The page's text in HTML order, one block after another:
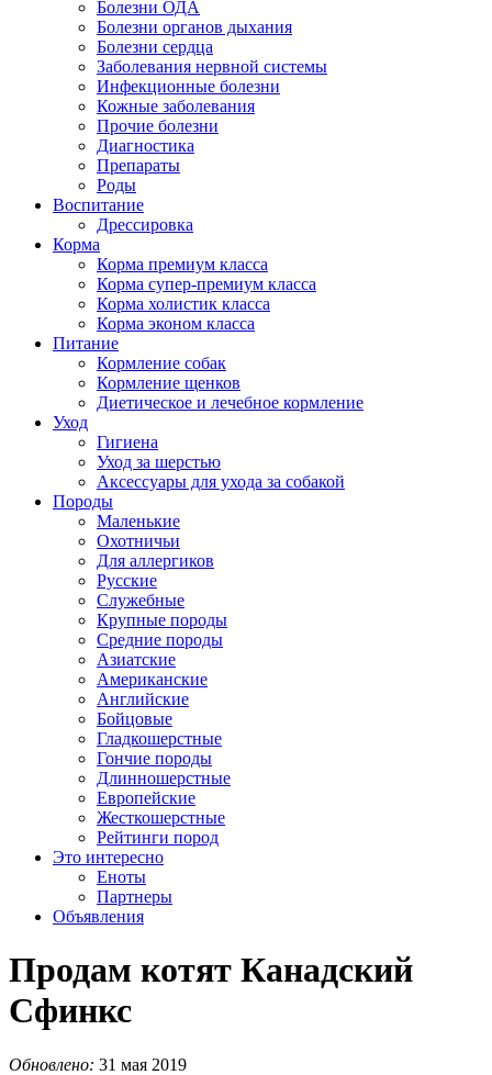
Болезни ОДА
Болезни органов дыхания
Болезни сердца
Заболевания нервной системы
Инфекционные болезни
Кожные заболевания
Прочие болезни
Диагностика
Препараты
Роды
Воспитание
Дрессировка
Корма
Корма премиум класса
Корма супер-премиум класса
Корма холистик класса
Корма эконом класса
Питание
Кормление собак
Кормление щенков
Диетическое и лечебное кормление
Уход
Гигиена
Уход за шерстью
Аксессуары для ухода за собакой
Породы
Маленькие
Охотничьи
Для аллергиков
Русские
Служебные
Крупные породы
Средние породы
Азиатские
Американские
Английские
Бойцовые
Гладкошерстные
Гончие породы
Длинношерстные
Европейские
Жесткошерстные
Рейтинги пород
Это интересно
Еноты
Партнеры
Объявления
Продам котят Канадский
Сфинкс
Обновлено: 31 мая 2019